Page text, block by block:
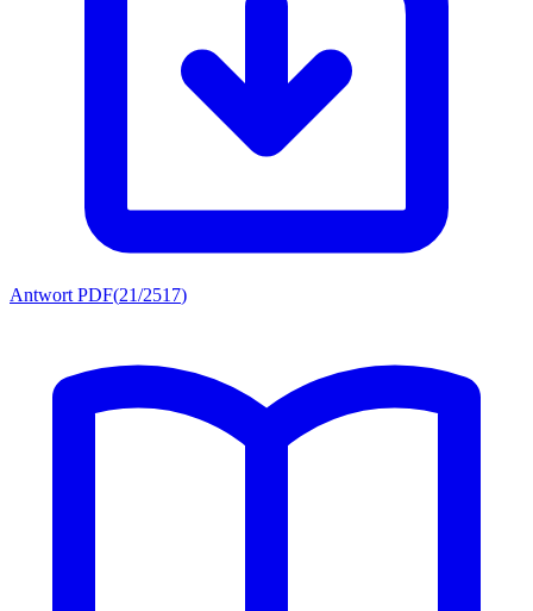
Antwort PDF(21/2517)